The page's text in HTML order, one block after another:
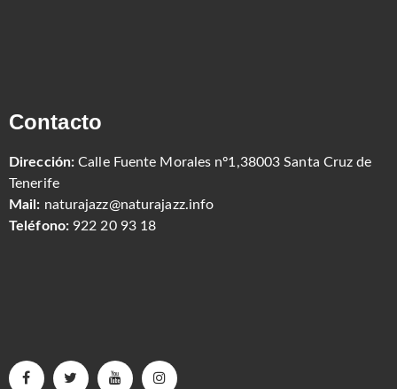
Contacto
Dirección: Calle Fuente Morales nº1,38003 Santa Cruz de
Tenerife
Mail: naturajazz@naturajazz.info
Teléfono: 922 20 93 18